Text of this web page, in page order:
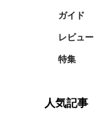
ガイド
レビュー
特集
人気記事